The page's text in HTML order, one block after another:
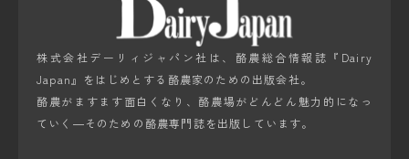
株式会社デーリィジャパン社は、酪農総合情報誌『Dairy
Japan』をはじめとする酪農家のための出版会社。
酪農がますます面白くなり、酪農場がどんどん魅力的になっ
ていく―そのための酪農専門誌を出版しています。